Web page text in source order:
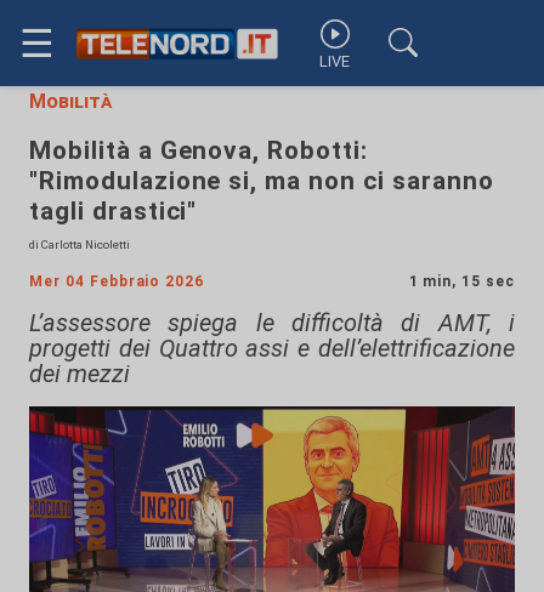
☰ LIVE
Mobilità
Mobilità a Genova, Robotti:
"Rimodulazione si, ma non ci saranno
tagli drastici"
di Carlotta Nicoletti
Mer 04 Febbraio 2026 1 min, 15 sec
L’assessore spiega le difficoltà di AMT, i
progetti dei Quattro assi e dell’elettrificazione
dei mezzi